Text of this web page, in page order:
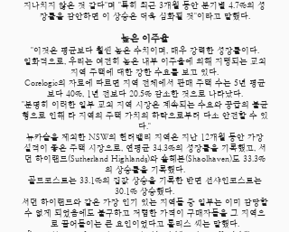
지나치지 않은 것 같다"며 "특히 최근 3개월 동안 분기별 4.7%의 성
장률을 감안하면 이 상승은 더욱 심화될 것"이라고 말했다.
높은 이주율
"이것은 평균보다 훨씬 높은 수치이며, 매우 강력한 성장률이다.
일화적으로, 우리는 여전히 높은 내부 이주율에 의해 지탱되는 교외
지역 주택에 대한 강한 수요를 보고 있다.
Corelogic의 자료에 따르면 지역 전체에서 판매 주택 수는 5년 평균
보다 40%, 1년 전보다 20.5% 감소한 것으로 나타났다.
"분명히 이러한 일부 교외 지역 시장은 계속되는 수요와 공급의 불균
형으로 인해 타 지역의 주택 가치의 하락으로부터 다소 안전할 수 있
다."
뉴카슬을 제외한 NSW의 헌터밸리 지역은 지난 12개월 동안 가장
실적이 좋은 주택 시장으로, 연평균 34.3%의 성장률을 기록했고, 서
던 하이랜드(Sutherland Highlands)와 숄헤븐(Shaolhaven)도 33.3%
의 상승률을 기록했다.
골드코스트는 33.1%의 집값 상승을 기록한 반면 선샤인코스트는
30.1% 상승했다.
서던 하이랜드와 같은 가장 인기 있는 지역들 중 일부는 이미 감당할
수 없게 되었음에도 불구하고 저렴한 가격이 구매자들을 그 지역으
로 끌어들이는 큰 요인이었다고 롤리스 씨는 말했다.